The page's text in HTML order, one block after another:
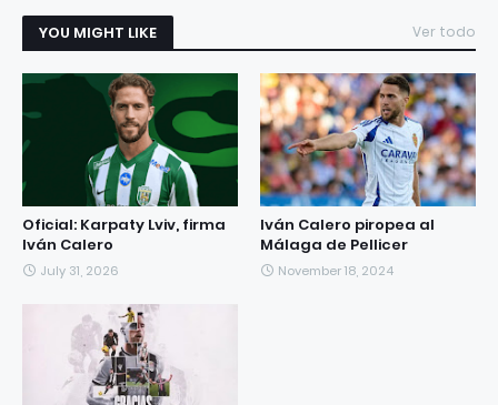
YOU MIGHT LIKE Ver todo
Oficial: Karpaty Lviv, firma
Iván Calero
July 31, 2026
Iván Calero piropea al
Málaga de Pellicer
November 18, 2024